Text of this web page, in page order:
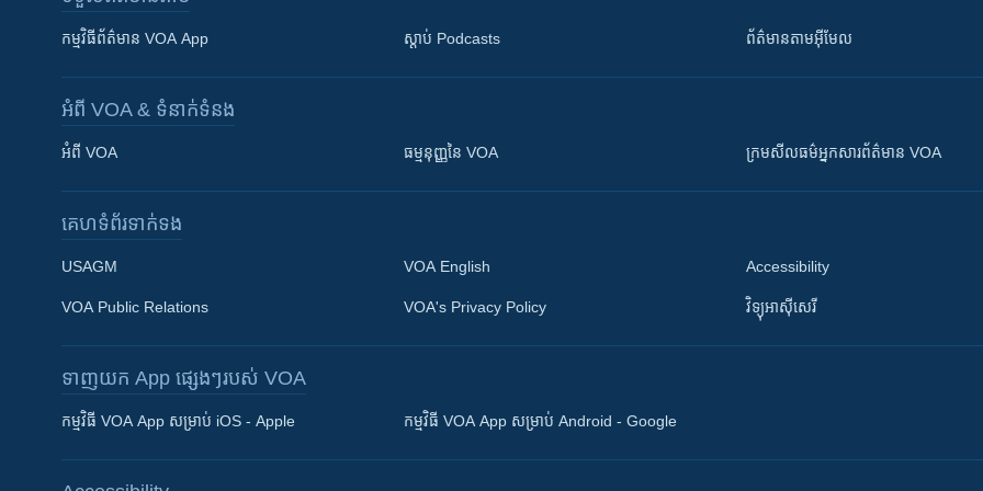
Khmer English
កម្មវិធី​ព័ត៌មាន VOA App ស្តាប់ Podcasts ព័ត៌មាន​តាម​អ៊ីមែល
អំពី​ VOA & ទំនាក់ទំនង
អំពី​ VOA ធម្មនុញ្ញ​នៃ VOA ក្រម​​​សីលធម៌​​​អ្នក​​​សារព័ត៌មាន VOA
គេហទំព័រ​​ទាក់ទង
USAGM
VOA Public Relations
VOA English
VOA's Privacy Policy
Accessibility
វិទ្យុ​អាស៊ី​សេរី
ទាញយក​ App ផ្សេងៗ​របស់​ VOA
កម្មវិធី​ VOA App សម្រាប់ iOS - Apple កម្មវិធី​ VOA App សម្រាប់ Android - Google